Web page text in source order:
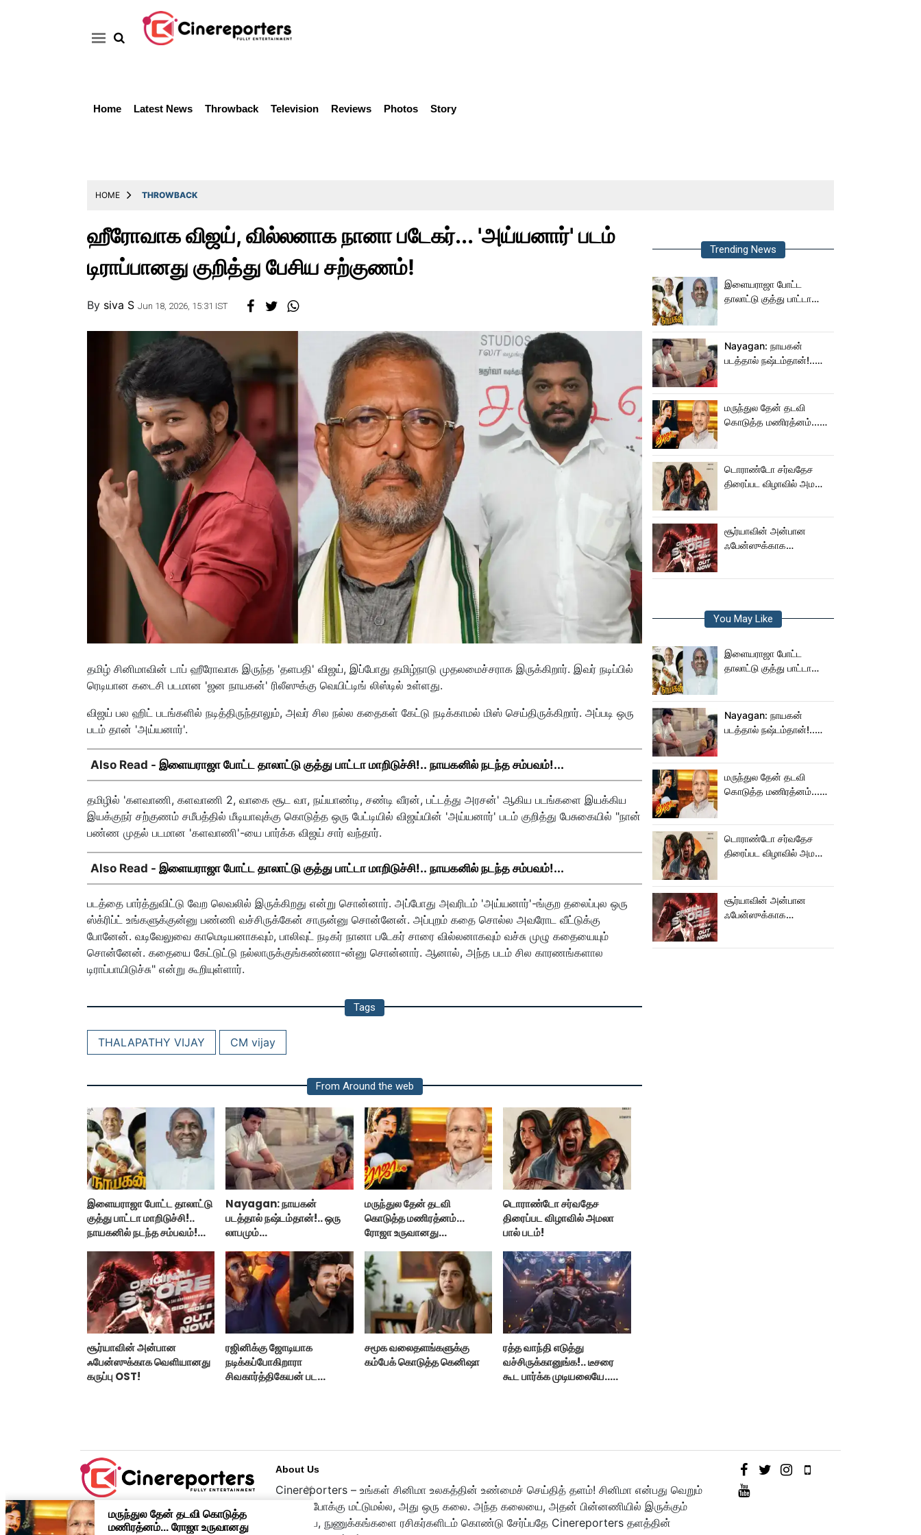
Home Latest News Throwback Television Reviews Photos Story
HOME THROWBACK
ஹீரோவாக விஜய், வில்லனாக நானா படேகர்... 'அய்யனார்' படம்
டிராப்பானது குறித்து பேசிய சற்குணம்!
By siva S Jun 18, 2026, 15:31 IST
தமிழ் சினிமாவின் டாப் ஹீரோவாக இருந்த 'தளபதி' விஜய், இப்போது தமிழ்நாடு முதலமைச்சராக இருக்கிறார். இவர் நடிப்பில்
ரெடியான கடைசி படமான 'ஜன நாயகன்' ரிலீஸுக்கு வெயிட்டிங் லிஸ்டில் உள்ளது.
விஜய் பல ஹிட் படங்களில் நடித்திருந்தாலும், அவர் சில நல்ல கதைகள் கேட்டு நடிக்காமல் மிஸ் செய்திருக்கிறார். அப்படி ஒரு
படம் தான் 'அய்யனார்'.
Also Read - இளையராஜா போட்ட தாலாட்டு குத்து பாட்டா மாறிடுச்சி!.. நாயகனில் நடந்த சம்பவம்!...
தமிழில் 'களவாணி, களவாணி 2, வாகை சூட வா, நய்யாண்டி, சண்டி வீரன், பட்டத்து அரசன்' ஆகிய படங்களை இயக்கிய
இயக்குநர் சற்குணம் சமீபத்தில் மீடியாவுக்கு கொடுத்த ஒரு பேட்டியில் விஜய்யின் 'அய்யனார்' படம் குறித்து பேசுகையில் "நான்
பண்ண முதல் படமான 'களவாணி'-யை பார்க்க விஜய் சார் வந்தார்.
Also Read - இளையராஜா போட்ட தாலாட்டு குத்து பாட்டா மாறிடுச்சி!.. நாயகனில் நடந்த சம்பவம்!...
படத்தை பார்த்துவிட்டு வேற லெவலில் இருக்கிறது என்று சொன்னார். அப்போது அவரிடம் 'அய்யனார்'-ங்குற தலைப்புல ஒரு
ஸ்க்ரிப்ட் உங்களுக்குன்னு பண்ணி வச்சிருக்கேன் சாருன்னு சொன்னேன். அப்புறம் கதை சொல்ல அவரோட வீட்டுக்கு
போனேன். வடிவேலுவை காமெடியனாகவும், பாலிவுட் நடிகர் நானா படேகர் சாரை வில்லனாகவும் வச்சு முழு கதையையும்
சொன்னேன். கதையை கேட்டுட்டு நல்லாருக்குங்கண்ணா-ன்னு சொன்னார். ஆனால், அந்த படம் சில காரணங்களால
டிராப்பாயிடுச்சு" என்று கூறியுள்ளார்.
Tags
THALAPATHY VIJAY CM vijay
From Around the web
இளையராஜா போட்ட தாலாட்டு
குத்து பாட்டா மாறிடுச்சி!..
நாயகனில் நடந்த சம்பவம்!...
Nayagan: நாயகன்
படத்தால் நஷ்டம்தான்!.. ஒரு
லாபமும்
பேட்டி..
மருந்துல தேன் தடவி
கொடுத்த மணிரத்னம்...
ரோஜா உருவானது
டொராண்டோ சர்வதேச
திரைப்பட விழாவில் அமலா
பால் படம்!
சூர்யாவின் அன்பான
ஃபேன்ஸுக்காக வெளியானது
கருப்பு OST!
ரஜினிக்கு ஜோடியாக
நடிக்கப்போகிறாரா
சிவகார்த்திகேயன் பட
சமூக வலைதளங்களுக்கு
கம்பேக் கொடுத்த கெனிஷா
ரத்த வாந்தி எடுத்து
வச்சிருக்கானுங்க!.. டீசரை
கூட பார்க்க முடியலையே..
Trending News
இளையராஜா போட்ட
தாலாட்டு குத்து பாட்டா
Nayagan: நாயகன்
படத்தால் நஷ்டம்தான்!..
மகள் பேட்டி..
மருந்துல தேன் தடவி
கொடுத்த மணிரத்னம்...
டொராண்டோ சர்வதேச
திரைப்பட விழாவில் அமலா
சூர்யாவின் அன்பான
ஃபேன்ஸுக்காக
You May Like
இளையராஜா போட்ட
தாலாட்டு குத்து பாட்டா
Nayagan: நாயகன்
படத்தால் நஷ்டம்தான்!..
மகள் பேட்டி..
மருந்துல தேன் தடவி
கொடுத்த மணிரத்னம்...
டொராண்டோ சர்வதேச
திரைப்பட விழாவில் அமலா
சூர்யாவின் அன்பான
ஃபேன்ஸுக்காக
About Us
Cinereporters – உங்கள் சினிமா உலகத்தின் உண்மைச் செய்தித் தளம்! சினிமா என்பது வெறும்
பொழுதுபோக்கு மட்டுமல்ல, அது ஒரு கலை. அந்த கலையை, அதன் பின்னணியில் இருக்கும்
உழைப்பை, நுணுக்கங்களை ரசிகர்களிடம் கொண்டு சேர்ப்பதே Cinereporters தளத்தின்